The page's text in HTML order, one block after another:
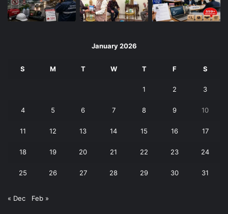
January 2026
S M T W T F S
1 2 3
4 5 6 7 8 9 10
11 12 13 14 15 16 17
18 19 20 21 22 23 24
25 26 27 28 29 30 31
« Dec Feb »